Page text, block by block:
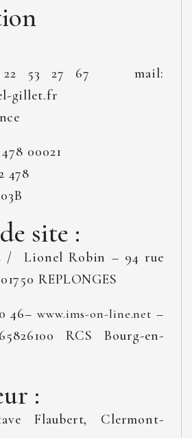
22 53 27 67 mail:
gillet.fr
00021
478
site :
/ Lionel Robin – 94 rue
REPLONGES
46–www.ims-on-line.net –
RCS Bourg-en-
:
Flaubert, Clermont-